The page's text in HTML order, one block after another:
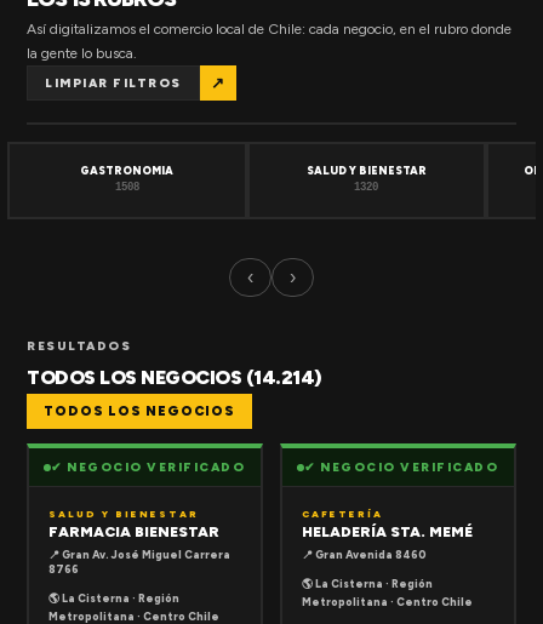
Así digitalizamos el comercio local de Chile: cada negocio, en el rubro donde
la gente lo busca.
LIMPIAR FILTROS ↗
GASTRONOMIA
1508
SALUD Y BIENESTAR
1320
‹ ›
RESULTADOS
TODOS LOS NEGOCIOS (14.214)
TODOS LOS NEGOCIOS
✔ NEGOCIO VERIFICADO
SALUD Y BIENESTAR
FARMACIA BIENESTAR
📍 Gran Av. José Miguel Carrera
8766
🌎 La Cisterna · Región
Metropolitana · Centro Chile
✔ NEGOCIO VERIFICADO
CAFETERÍA
HELADERÍA STA. MEMÉ
📍 Gran Avenida 8460
🌎 La Cisterna · Región
Metropolitana · Centro Chile